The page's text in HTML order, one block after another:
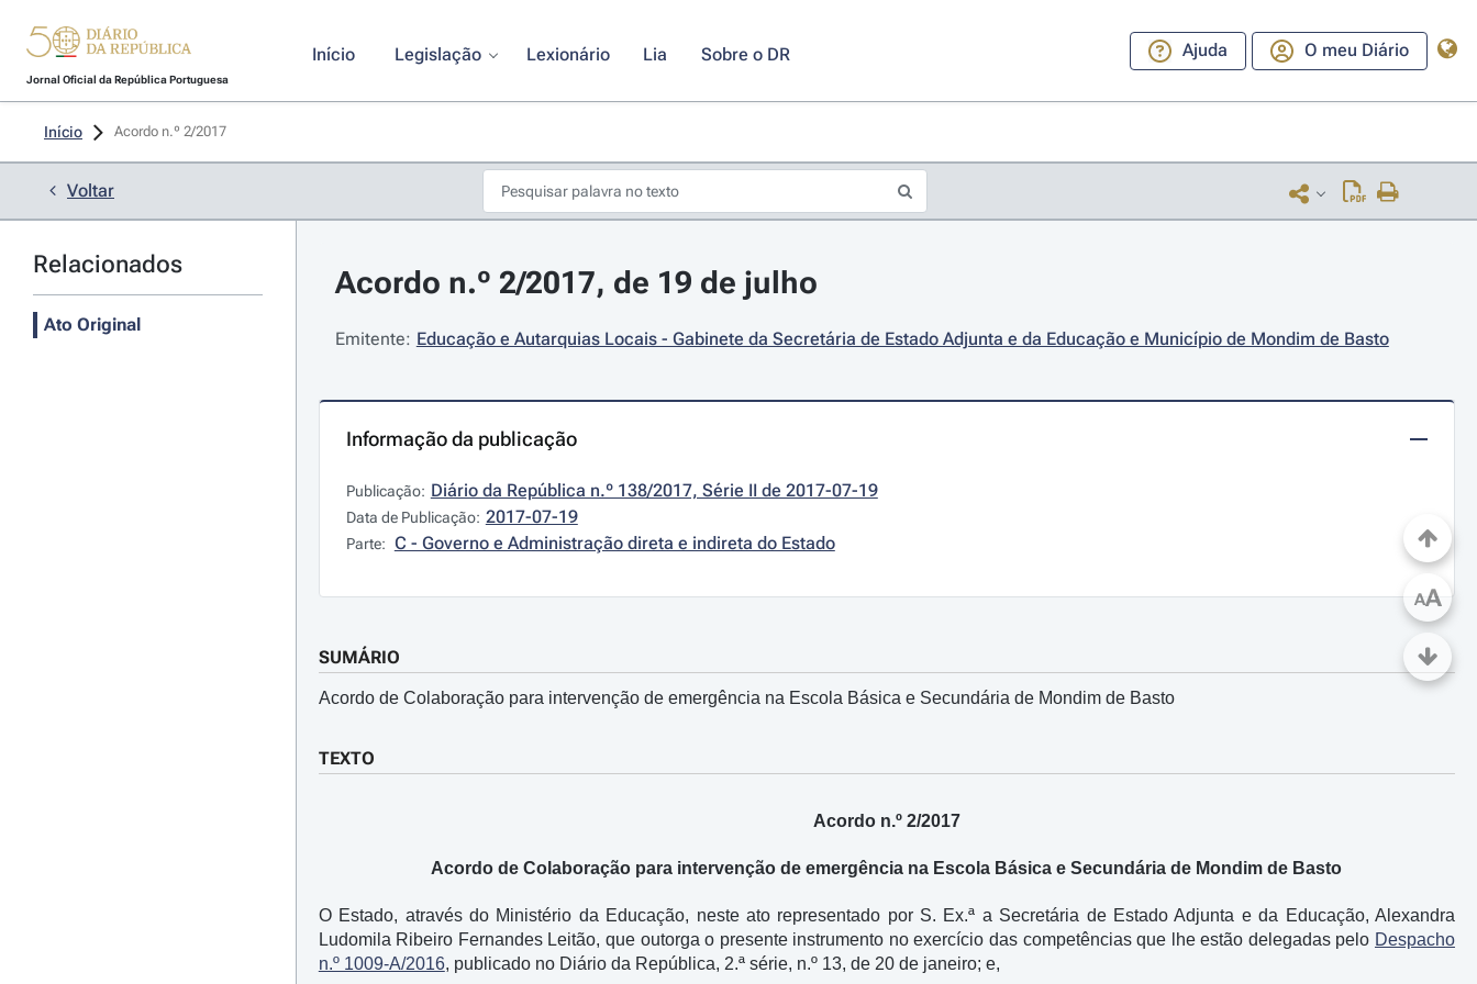
Jornal Oficial da República Portuguesa
Início Legislação Lexionário Lia Sobre o DR Ajuda O meu Diário
Início Acordo n.º 2/2017
Voltar
Relacionados
Ato Original
Acordo n.º 2/2017, de 19 de julho
Emitente: Educação e Autarquias Locais - Gabinete da Secretária de Estado Adjunta e da Educação e Município de Mondim de Basto
Informação da publicação
Publicação: Diário da República n.º 138/2017, Série II de 2017-07-19
Data de Publicação: 2017-07-19
Parte: C - Governo e Administração direta e indireta do Estado
SUMÁRIO
Acordo de Colaboração para intervenção de emergência na Escola Básica e Secundária de Mondim de Basto
TEXTO
Acordo n.º 2/2017
Acordo de Colaboração para intervenção de emergência na Escola Básica e Secundária de Mondim de Basto
O Estado, através do Ministério da Educação, neste ato representado por S. Ex.ª a Secretária de Estado Adjunta e da Educação, Alexandra
Ludomila Ribeiro Fernandes Leitão, que outorga o presente instrumento no exercício das competências que lhe estão delegadas pelo Despacho
n.º 1009-A/2016, publicado no Diário da República, 2.ª série, n.º 13, de 20 de janeiro; e,
AA